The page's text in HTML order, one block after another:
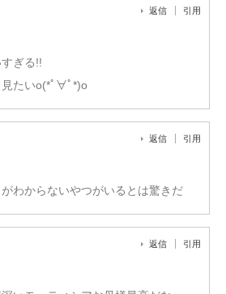
返信 引用
ぎる!!
たいo(*ﾟ∀ﾟ*)o
返信 引用
わからないやつがいるとは驚きだ
返信 引用